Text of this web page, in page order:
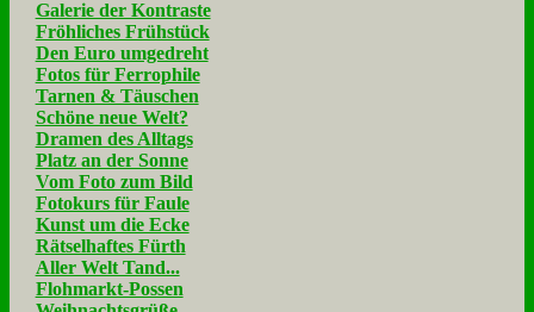
Galerie der Kontraste
Fröhliches Frühstück
Den Euro umgedreht
Fotos für Ferrophile
Tarnen & Täuschen
Schöne neue Welt?
Dramen des Alltags
Platz an der Sonne
Vom Foto zum Bild
Fotokurs für Faule
Kunst um die Ecke
Rätselhaftes Fürth
Aller Welt Tand...
Flohmarkt-Possen